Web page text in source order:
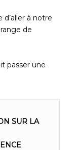
d’aller à notre
de
passer une
SUR LA